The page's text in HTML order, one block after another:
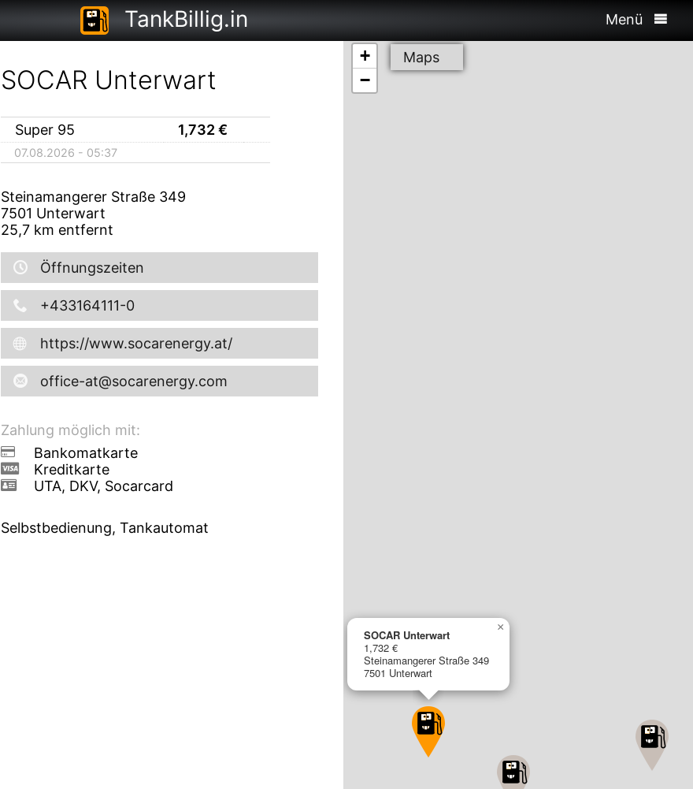
TankBillig.in Menü
SOCAR Unterwart
Super 95 1,732€
07.08.2026 - 05:37
Steinamangerer Straße 349
7501 Unterwart
25,7km entfernt
Öffnungszeiten
+433164111-0
https://www.socarenergy.at/
office-at@socarenergy.com
Zahlung möglich mit:
Bankomatkarte
Kreditkarte
UTA, DKV, Socarcard
Selbstbedienung, Tankautomat
SOCAR Unterwart
1,732 €
Steinamangerer Straße 349
7501 Unterwart
×
+
−
Maps